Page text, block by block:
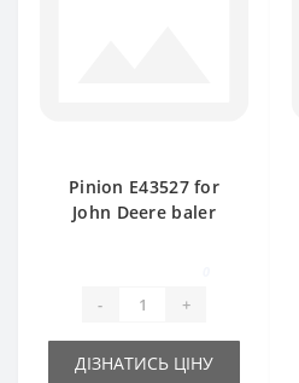
Pinion E43527 for
John Deere baler
- +
ДІЗНАТИСЬ ЦІНУ